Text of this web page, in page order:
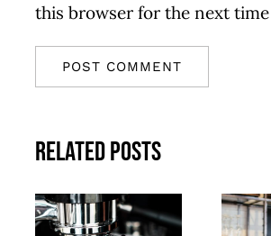
this browser for the next
Related Posts